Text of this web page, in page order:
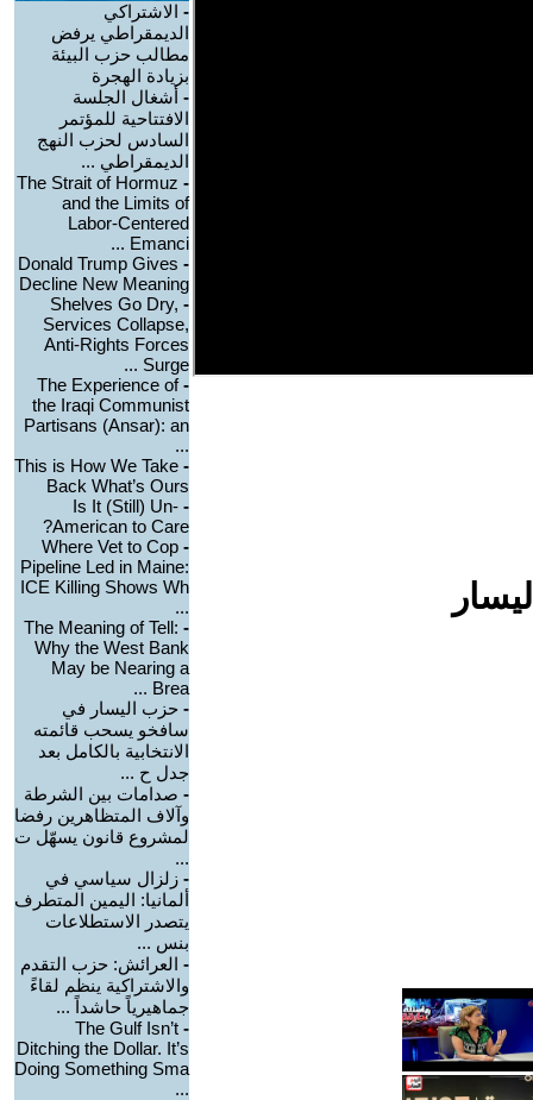
- الاشتراكي
الديمقراطي يرفض
مطالب حزب البيئة
بزيادة الهجرة
- أشغال الجلسة
الافتتاحية للمؤتمر
السادس لحزب النهج
الديمقراطي ...
-
The Strait of Hormuz
and the Limits of
Labor-Centered
Emanci ...
-
Donald Trump Gives
Decline New Meaning
-
Shelves Go Dry,
Services Collapse,
Anti-Rights Forces
Surge ...
-
The Experience of
the Iraqi Communist
Partisans (Ansar): an
...
-
This is How We Take
Back What’s Ours
-
Is It (Still) Un-
American to Care?
-
Where Vet to Cop
Pipeline Led in Maine:
ICE Killing Shows Wh
...
-
The Meaning of Tell:
Why the West Bank
May be Nearing a
Brea ...
- حزب اليسار في
سافخو يسحب قائمته
الانتخابية بالكامل بعد
جدل ح ...
- صدامات بين الشرطة
وآلاف المتظاهرين رفضا
لمشروع قانون يسهّل ت
...
- زلزال سياسي في
ألمانيا: اليمين المتطرف
يتصدر الاستطلاعات
بنس ...
- العرائش: حزب التقدم
والاشتراكية ينظم لقاءً
جماهيرياً حاشداً ...
-
The Gulf Isn’t
Ditching the Dollar. It’s
Doing Something Sma
...